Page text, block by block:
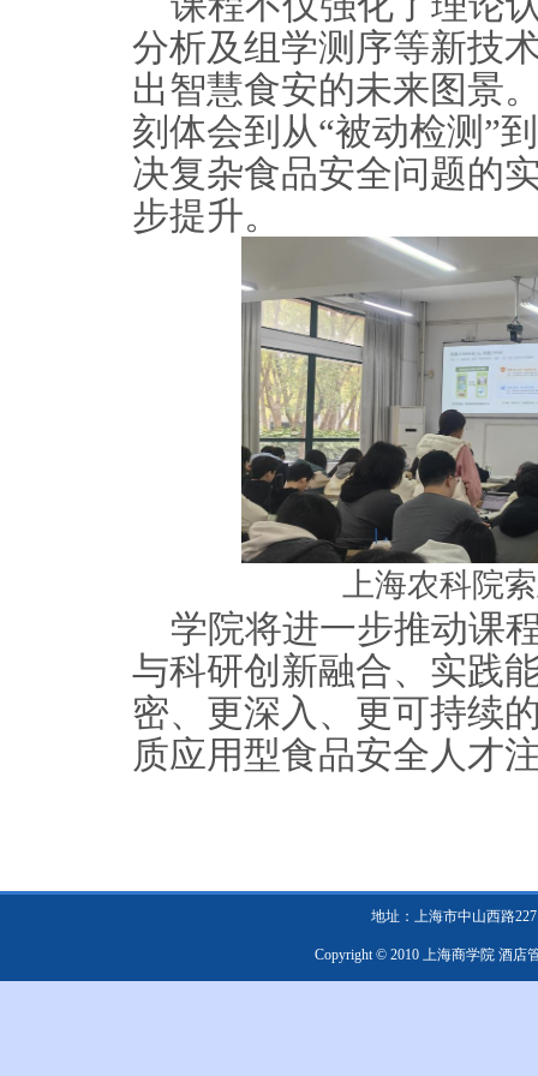
分析及组学测序等新技
出智慧食安的未来图景
刻体会到从“被动检测”
决复杂食品安全问题的
步提升。
上海农科院
学院将进一步推动课
与科研创新融合、实践
密、更深入、更可持续
质应用型食品安全人才
地址：上海市中山西路
Copyright © 2010 上海商学院 酒店